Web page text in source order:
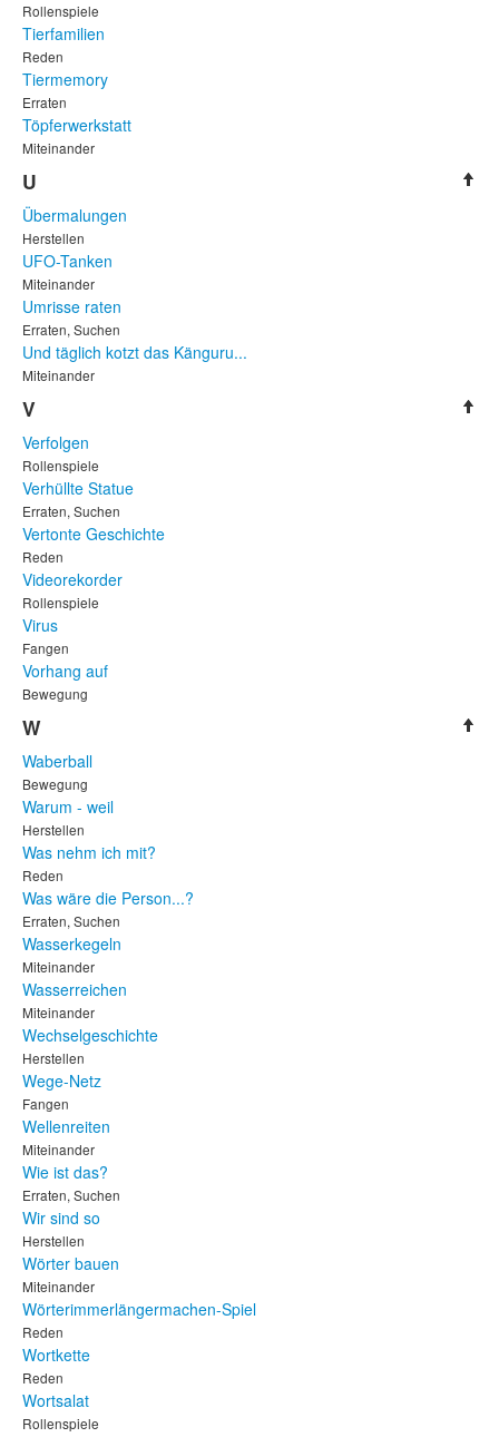
Rollenspiele
Tierfamilien
Reden
Tiermemory
Erraten
Töpferwerkstatt
Miteinander
U
Übermalungen
Herstellen
UFO-Tanken
Miteinander
Umrisse raten
Erraten, Suchen
Und täglich kotzt das Känguru...
Miteinander
V
Verfolgen
Rollenspiele
Verhüllte Statue
Erraten, Suchen
Vertonte Geschichte
Reden
Videorekorder
Rollenspiele
Virus
Fangen
Vorhang auf
Bewegung
W
Waberball
Bewegung
Warum - weil
Herstellen
Was nehm ich mit?
Reden
Was wäre die Person...?
Erraten, Suchen
Wasserkegeln
Miteinander
Wasserreichen
Miteinander
Wechselgeschichte
Herstellen
Wege-Netz
Fangen
Wellenreiten
Miteinander
Wie ist das?
Erraten, Suchen
Wir sind so
Herstellen
Wörter bauen
Miteinander
Wörterimmerlängermachen-Spiel
Reden
Wortkette
Reden
Wortsalat
Rollenspiele